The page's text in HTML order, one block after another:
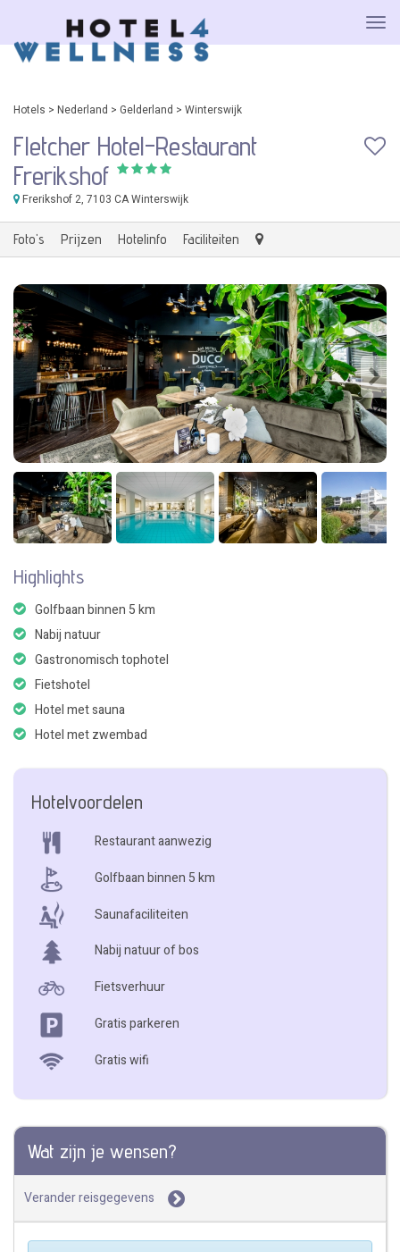
Hotels > Nederland > Gelderland > Winterswijk
Fletcher Hotel-Restaurant
Frerikshof
Frerikshof 2, 7103 CA Winterswijk
Foto's Prijzen Hotelinfo Faciliteiten
Highlights
Golfbaan binnen 5 km
Nabij natuur
Gastronomisch tophotel
Fietshotel
Hotel met sauna
Hotel met zwembad
Hotelvoordelen
Restaurant aanwezig
Golfbaan binnen 5 km
Saunafaciliteiten
Nabij natuur of bos
Fietsverhuur
Gratis parkeren
Gratis wifi
Wat zijn je wensen?
Verander reisgegevens